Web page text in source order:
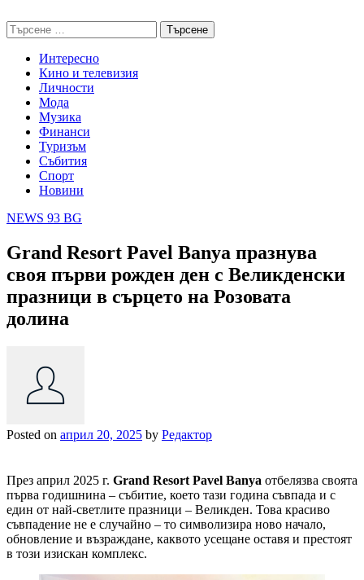
to
content
Търсене
за:
Интересно
Кино и телевизия
Личности
Мода
Музика
Финанси
Туризъм
Събития
Спорт
Новини
NEWS 93 BG
Grand Resort Pavel Banya празнува
своя първи рожден ден с Великденски
празници в сърцето на Розовата
долина
Posted on април 20, 2025 by Редактор
През април 2025 г. Grand Resort Pavel Banya отбелязва своята
първа годишнина – събитие, което тази година съвпада и с
един от най-светлите празници – Великден. Това красиво
съвпадение не е случайно – то символизира ново начало,
обновление и възраждане, каквото усещане оставя и престоят
в този изискан комплекс.